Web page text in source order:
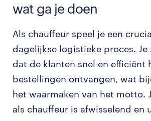
wat ga je doen
Als chauffeur speel je een
dagelijkse logistieke proces.
dat de klanten snel en efficiënt
bestellingen ontvangen, wat
het waarmaken van het motto.
als chauffeur is afwisselend en